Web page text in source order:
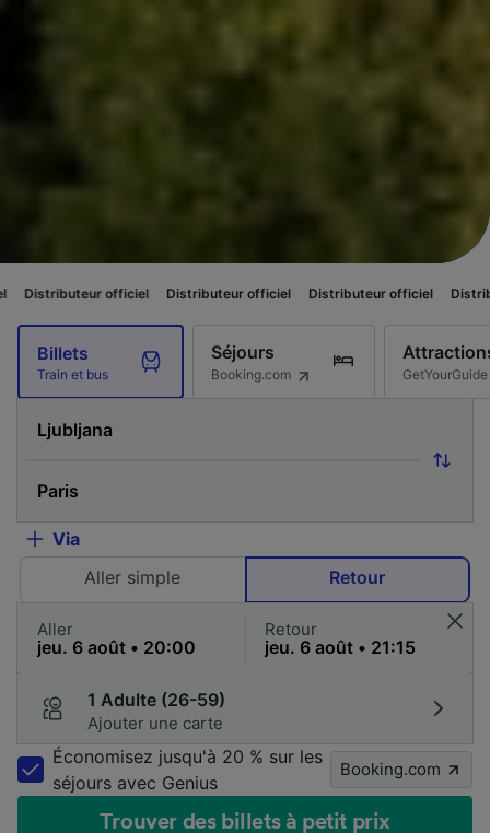
officiel Distributeur officiel Distributeur officiel Distributeur officiel
Billets
Train et bus
Séjours
Booking.com GetYourGuide
Via
Aller simple
Retour
Aller Retour
1 Adulte (26-59)
Ajouter une carte
Économisez jusqu'à 20 % sur les
séjours avec Genius
Booking.com
Trouver des billets à petit prix